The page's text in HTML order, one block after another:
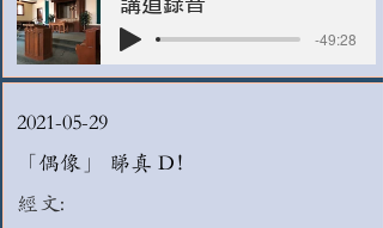
講道錄音
-49:28
2021-05-29
「偶像」 睇真 D！
經文: